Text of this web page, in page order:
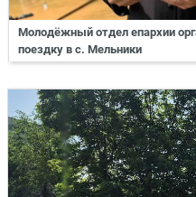
Молодёжный отдел епархии
поездку в с. Мельники